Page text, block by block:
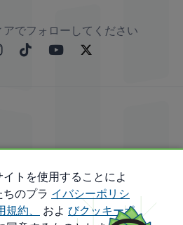
でフォローしてください
Copyright. All Rights
010786737
イトを使用することによ
ちのプラ イバシーポリシ
規約、 およ びクッキーポ